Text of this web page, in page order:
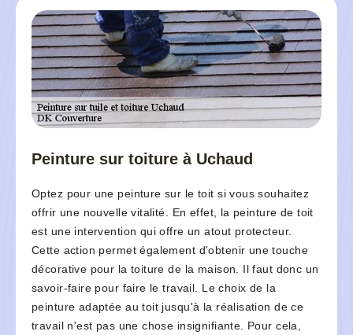
Peinture sur toiture à Uchaud
Optez pour une peinture sur le toit si vous souhaitez
offrir une nouvelle vitalité. En effet, la peinture de toit
est une intervention qui offre un atout protecteur.
Cette action permet également d'obtenir une touche
décorative pour la toiture de la maison. Il faut donc un
savoir-faire pour faire le travail. Le choix de la
peinture adaptée au toit jusqu'à la réalisation de ce
travail n'est pas une chose insignifiante. Pour cela,